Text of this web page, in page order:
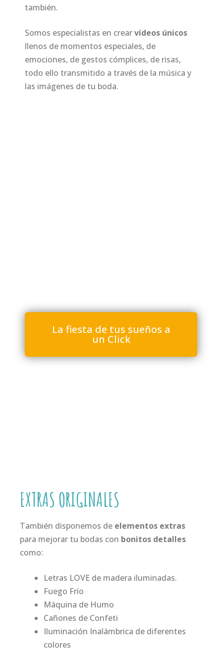
también.
Somos especialistas en crearvídeos únicos
llenos de momentos especiales, de
emociones, de gestos cómplices, de risas,
todo ello transmitido a través de la música y
las imágenes de tu boda.
La fiesta de tus sueños a
un Click
EXTRAS ORIGINALES
También disponemos de elementos extras
para mejorar tu bodas con bonitos detalles
como:
Letras LOVE de madera iluminadas.
Fuego Frío
Máquina de Humo
Cañones de Confeti
Iluminación Inalámbrica de diferentes
colores